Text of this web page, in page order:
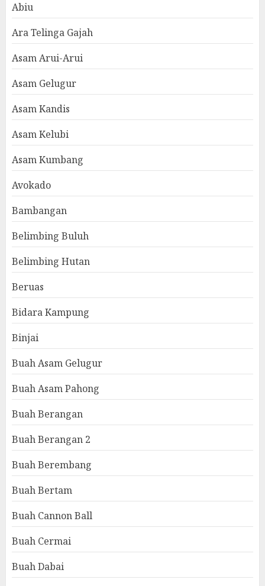
Abiu
Ara Telinga Gajah
Asam Arui-Arui
Asam Gelugur
Asam Kandis
Asam Kelubi
Asam Kumbang
Avokado
Bambangan
Belimbing Buluh
Belimbing Hutan
Beruas
Bidara Kampung
Binjai
Buah Asam Gelugur
Buah Asam Pahong
Buah Berangan
Buah Berangan 2
Buah Berembang
Buah Bertam
Buah Cannon Ball
Buah Cermai
Buah Dabai